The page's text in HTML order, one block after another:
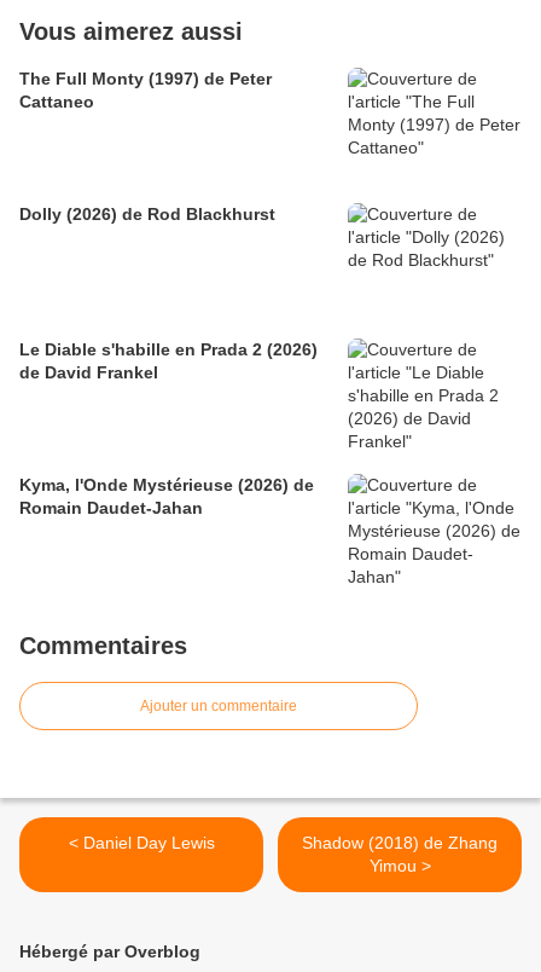
Vous aimerez aussi
The Full Monty (1997) de Peter
Cattaneo
Dolly (2026) de Rod Blackhurst
Le Diable s'habille en Prada 2 (2026)
de David Frankel
Kyma, l'Onde Mystérieuse (2026) de
Romain Daudet-Jahan
Commentaires
Ajouter un commentaire
< Daniel Day Lewis
Shadow (2018) de Zhang
Yimou >
Hébergé par Overblog